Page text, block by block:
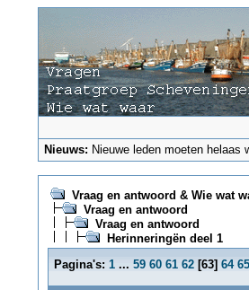
Nieuws: Nieuwe leden moeten
Vraag en antwoord & Wie wat
Vraag en antwoord
Vraag en antwoord
Herinneringën deel 1
Pagina's: 1 ... 59 60 61 62[63] 64 65